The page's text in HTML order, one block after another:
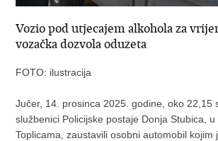
Vozio pod utjecajem alkohola za
vozačka dozvola oduzeta
FOTO: ilustracija
Jučer, 14. prosinca 2025. godine, oko 22,15
službenici Policijske postaje Donja Stubica, u
Toplicama, zaustavili osobni automobil kojim